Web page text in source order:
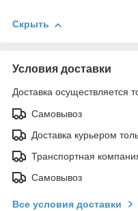
Скрыть
Условия доставки
Доставка осуществляется
Самовывоз
Доставка курьером
Транспортная
Самовывоз
Все условия доставки